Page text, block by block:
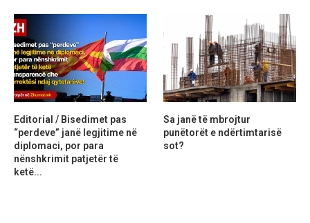
Editorial / Bisedimet pas
“perdeve” janë legjitime në
diplomaci, por para
nënshkrimit patjetër të
ketë...
Sa janë të mbrojtur
punëtorët e ndërtimtarisë
sot?